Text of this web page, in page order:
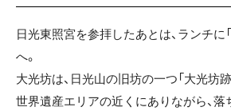
日光東照宮を参拝したあとは、ランチに
へ。
大光坊は、日光山の旧坊の一つ「大光坊跡
世界遺産エリアの近くにありながら、落